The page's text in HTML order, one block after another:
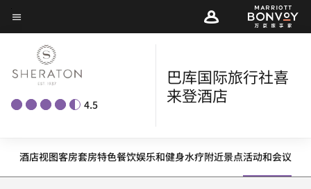
Skip
to
main
content
菜单文本
4.5
巴库国际旅行社喜
来登酒店
酒店视图客房套房特色餐饮娱乐和健身水疗附近景点活动和会议